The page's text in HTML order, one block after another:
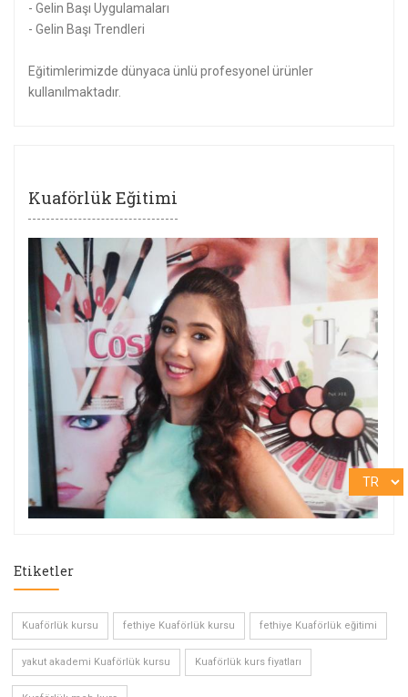
- Gelin Başı Uygulamaları
- Gelin Başı Trendleri
Eğitimlerimizde dünyaca ünlü profesyonel ürünler
kullanılmaktadır.
Kuaförlük Eğitimi
Etiketler
Kuaförlük kursu fethiye Kuaförlük kursu fethiye Kuaförlük eğitimi
yakut akademi Kuaförlük kursu Kuaförlük kurs fiyatları